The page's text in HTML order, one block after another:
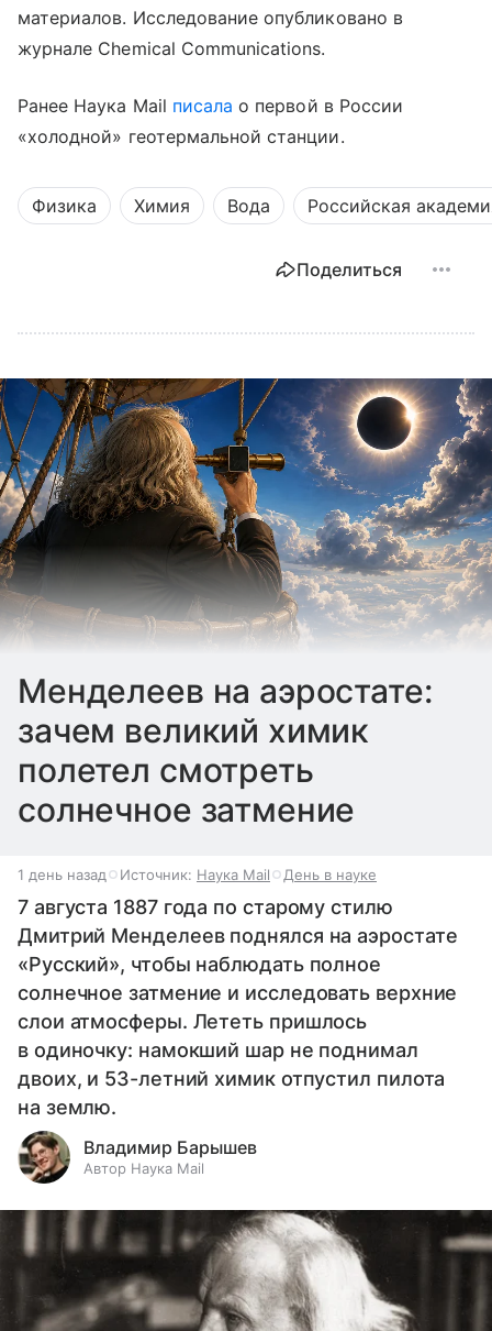
материалов. Исследование опубликовано в
журнале Chemical Communications.
Ранее Наука Mail писала о первой в России
«холодной» геотермальной станции.
Физика Химия Вода Российская
Поделиться
Менделеев на аэростате:
зачем великий химик
полетел смотреть
солнечное затмение
1 день назад Источник: Наука Mail День в науке
7 августа 1887 года по старому стилю
Дмитрий Менделеев поднялся на аэростате
«Русский», чтобы наблюдать полное
солнечное затмение и исследовать верхние
слои атмосферы. Лететь пришлось
в одиночку: намокший шар не поднимал
двоих, и 53-летний химик отпустил пилота
на землю.
Владимир Барышев
Автор Наука Mail